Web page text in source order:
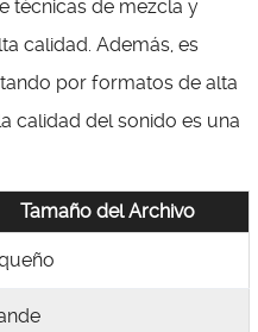
técnicas de mezcla y
calidad. Además, es
por formatos de alta
calidad del sonido es una
Tamaño del Archivo